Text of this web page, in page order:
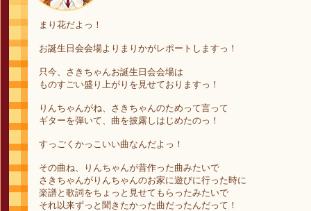
まり花だよっ！
お誕生日会会場よりまりかがレポートしますっ！
只今、さきちゃんお誕生日会会場は
ものすごい盛り上がりを見せておりますっ！
りんちゃんがね、さきちゃんのためって言って
ギターを弾いて、曲を披露しはじめたのっ！
すっごくかっこいい曲なんだよっ！
その曲ね、りんちゃんが昔作った曲みたいで
さきちゃんがりんちゃんのお家に遊びに行った時に
楽譜と歌詞をちょっと見せてもらったみたいで
それ以来ずっと聞きたかった曲だったんだって！